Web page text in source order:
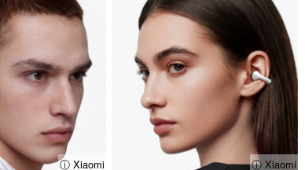
ⓘ Xiaomi ⓘ Xiaomi